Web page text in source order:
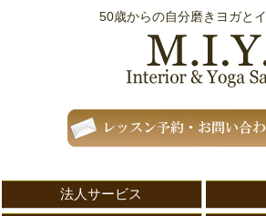
50歳からの自分磨きヨガと
法人サービス